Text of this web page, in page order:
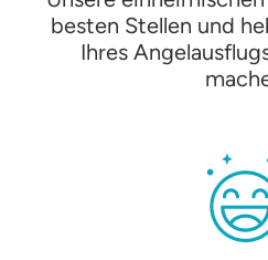
besten Stellen und
Ihres